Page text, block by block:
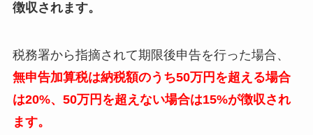
徴収されます。
税務署から指摘されて期限後申告を行った場合、
無申告加算税は納税額のうち50万円を超える場合
は20%、50万円を超えない場合は15%が徴収され
ます。